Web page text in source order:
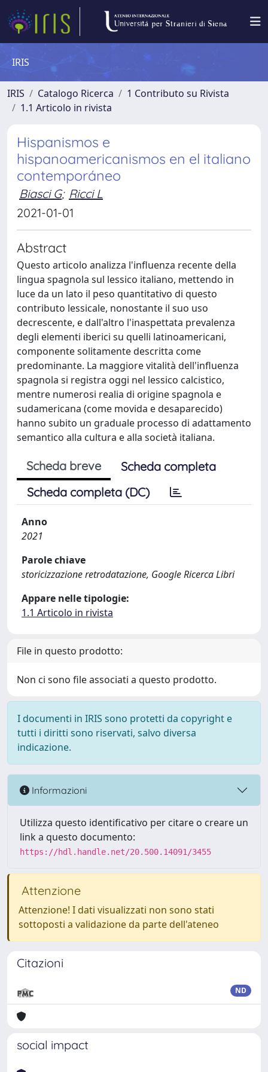
IRIS
IRIS Catalogo Ricerca
1 Contributo su Rivista
1.1 Articolo in rivista
Hispanismos e
hispanoamericanismos en el italiano
contemporáneo
Biasci G; Ricci L
2021-01-01
Abstract
Questo articolo analizza l'influenza recente della
lingua spagnola sul lessico italiano, mettendo in
luce da un lato il peso quantitativo di questo
contributo lessicale, nonostante il suo uso
decrescente, e dall'altro l'inaspettata prevalenza
degli elementi iberici su quelli latinoamericani,
componente solitamente descritta come
predominante. La maggiore vitalità dell'influenza
spagnola si registra oggi nel lessico calcistico,
mentre numerosi realia di origine spagnola e
sudamericana (come movida e desaparecido)
hanno subito un graduale processo di adattamento
semantico alla cultura e alla società italiana.
Scheda breve
Scheda completa
Scheda completa (DC)
Anno
2021
Parole chiave
storicizzazione retrodatazione, Google Ricerca Libri
Appare nelle tipologie:
1.1 Articolo in rivista
File in questo prodotto:
Non ci sono file associati a questo prodotto.
I documenti in IRIS sono protetti da copyright e
tutti i diritti sono riservati, salvo diversa
indicazione.
Informazioni
Utilizza questo identificativo per citare o creare un
link a questo documento:
https://hdl.handle.net/20.500.14091/3455
Attenzione
Attenzione! I dati visualizzati non sono stati
sottoposti a validazione da parte dell'ateneo
Citazioni
ND
social impact